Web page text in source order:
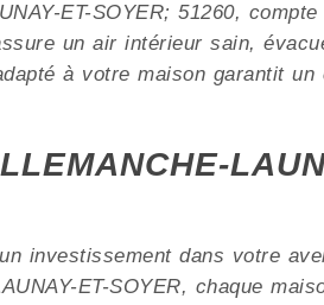
ET-SOYER; 51260,
un air intérieur sain,
à votre maison garantit un
investissement dans votre
ET-SOYER, chaque